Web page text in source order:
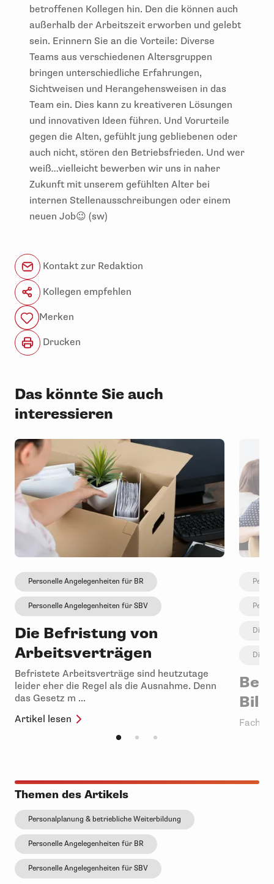
betroffenen Kollegen hin. Den die können auch
außerhalb der Arbeitszeit erworben und gelebt
sein. Erinnern Sie an die Vorteile: Diverse
Teams aus verschiedenen Altersgruppen
bringen unterschiedliche Erfahrungen,
Sichtweisen und Herangehensweisen in das
Team ein. Dies kann zu kreativeren Lösungen
und innovativen Ideen führen. Und Vorurteile
gegen die Alten, gefühlt jung gebliebenen oder
auch nicht, stören den Betriebsfrieden. Und wer
weiß…vielleicht bewerben wir uns in naher
Zukunft mit unserem gefühlten Alter bei
internen Stellenausschreibungen oder einem
neuen Job😉 (sw)
Kontakt zur Redaktion
Kollegen empfehlen
Merken
Drucken
Das könnte Sie auch
interessieren
Personelle Angelegenheiten für BR
Personelle Angelegenheiten für SBV
Die Befristung von
Arbeitsverträgen
Befristete Arbeitsverträge sind heutzutage
leider eher die Regel als die Ausnahme. Denn
das Gesetz m ...
Artikel lesen
Themen des Artikels
Personalplanung & betriebliche Weiterbildung
Personelle Angelegenheiten für BR
Personelle Angelegenheiten für SBV